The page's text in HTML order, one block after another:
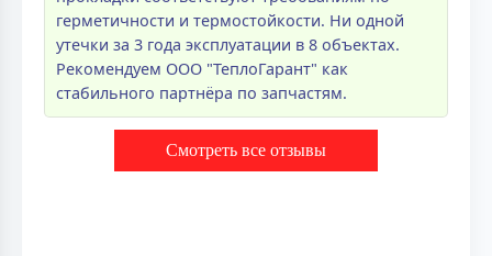
герметичности и термостойкости. Ни одной
утечки за 3 года эксплуатации в 8 объектах.
Рекомендуем ООО "ТеплоГарант" как
стабильного партнёра по запчастям.
Смотреть все отзывы